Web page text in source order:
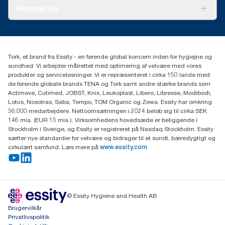
Smiley-rapport
(+45) 48 16 82 44
Professional Hygiene
Gydevang 33
DK-3450 Allerød
Tork, et brand fra Essity - en førende global koncern inden for hygiejne og
sundhed. Vi arbejder målrettet med optimering af velvære med vores
produkter og serviceløsninger. Vi er repræsenteret i cirka 150 lande med
de førende globale brands TENA og Tork samt andre stærke brands som
Actimove, Cutimed, JOBST, Knix, Leukoplast, Libero, Libresse, Modibodi,
Lotus, Nosotras, Saba, Tempo, TOM Organic og Zewa. Essity har omkring
36.000 medarbejdere. Nettoomsætningen i 2024 beløb sig til cirka SEK
146 mia. (EUR 13 mia.). Virksomhedens hovedsæde er beliggende i
Stockholm i Sverige, og Essity er registreret på Nasdaq Stockholm. Essity
sætter nye standarder for velvære og bidrager til et sundt, bæredygtigt og
cirkulært samfund. Læs mere på www.essity.com
© Essity Hygiene and Health AB
Brugervilkår
Privatlivspolitik